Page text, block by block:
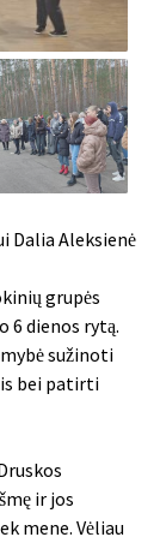
Dalia Aleksienė
grupės
6 dienos rytą.
sužinoti
bei patirti
ir jos
mene. Vėliau